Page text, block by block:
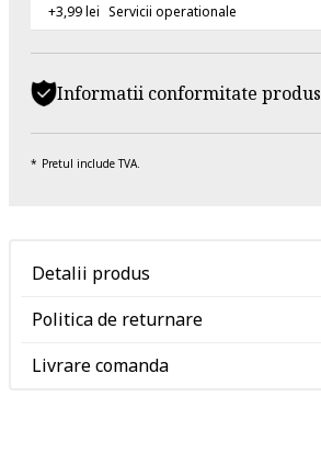
+3,99 lei Servicii operationale
Informatii conformitate produs
Pretul include TVA.
Detalii produs
Politica de returnare
Livrare comanda